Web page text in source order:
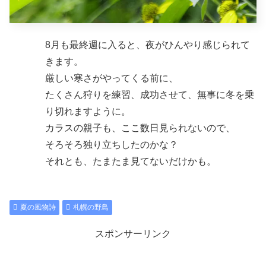
8月も最終週に入ると、夜がひんやり感じられて
きます。
厳しい寒さがやってくる前に、
たくさん狩りを練習、成功させて、無事に冬を乗
り切れますように。
カラスの親子も、ここ数日見られないので、
そろそろ独り立ちしたのかな？
それとも、たまたま見てないだけかも。
夏の風物詩 札幌の野鳥
スポンサーリンク